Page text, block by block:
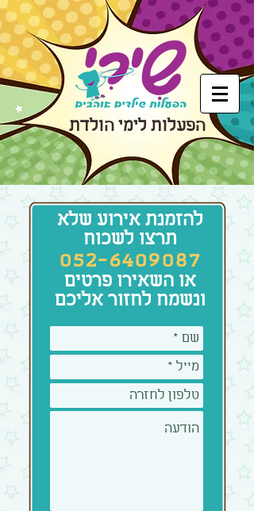
​הפעלות לימי הולדת
להזמנת אירוע שלא
תרצו לשכוח
052-6409087
או השאירו פרטים
ונשמח לחזור אליכם​